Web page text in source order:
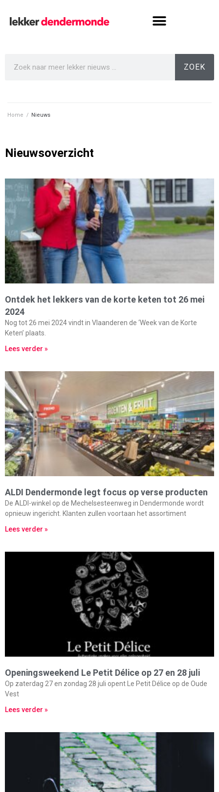
ZOEK
Home / Nieuws
Nieuwsoverzicht
Ontdek het lekkers van de korte keten tot 26 mei
2024
Nog tot 26 mei 2024 vindt in Vlaanderen de ‘Week van de Korte
Keten’ plaats.
Lees verder »
ALDI Dendermonde legt focus op verse producten
De ALDI-winkel op de Mechelsesteenweg in Dendermonde wordt
opnieuw ingericht. Klanten zullen voortaan het assortiment
Lees verder »
Openingsweekend Le Petit Délice op 27 en 28 juli
Op zaterdag 27 en zondag 28 juli opent Le Petit Délice op de Oude
Vest
Lees verder »